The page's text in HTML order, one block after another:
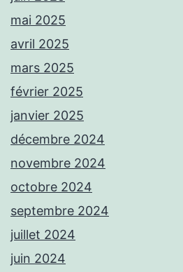
mai 2025
avril 2025
mars 2025
février 2025
janvier 2025
décembre 2024
novembre 2024
octobre 2024
septembre 2024
juillet 2024
juin 2024